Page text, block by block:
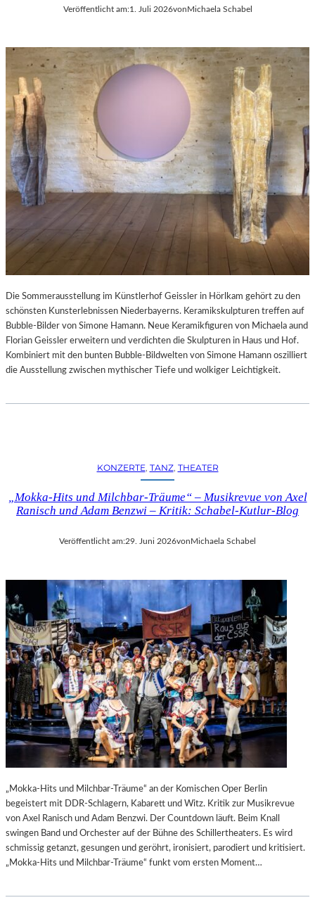
Veröffentlicht am:1. Juli 2026vonMichaela Schabel
Die Sommerausstellung im Künstlerhof Geissler in Hörlkam gehört zu den
schönsten Kunsterlebnissen Niederbayerns. Keramikskulpturen treffen auf
Bubble-Bilder von Simone Hamann. Neue Keramikfiguren von Michaela aund
Florian Geissler erweitern und verdichten die Skulpturen in Haus und Hof.
Kombiniert mit den bunten Bubble-Bildwelten von Simone Hamann oszilliert
die Ausstellung zwischen mythischer Tiefe und wolkiger Leichtigkeit.
KONZERTE, TANZ, THEATER
„Mokka-Hits und Milchbar-Träume“ – Musikrevue von Axel
Ranisch und Adam Benzwi – Kritik: Schabel-Kutlur-Blog
Veröffentlicht am:29. Juni 2026von Michaela Schabel
„Mokka-Hits und Milchbar-Träume“ an der Komischen Oper Berlin
begeistert mit DDR-Schlagern, Kabarett und Witz. Kritik zur Musikrevue
von Axel Ranisch und Adam Benzwi. Der Countdown läuft. Beim Knall
swingen Band und Orchester auf der Bühne des Schillertheaters. Es wird
schmissig getanzt, gesungen und geröhrt, ironisiert, parodiert und kritisiert.
„Mokka-Hits und Milchbar-Träume“ funkt vom ersten Moment…